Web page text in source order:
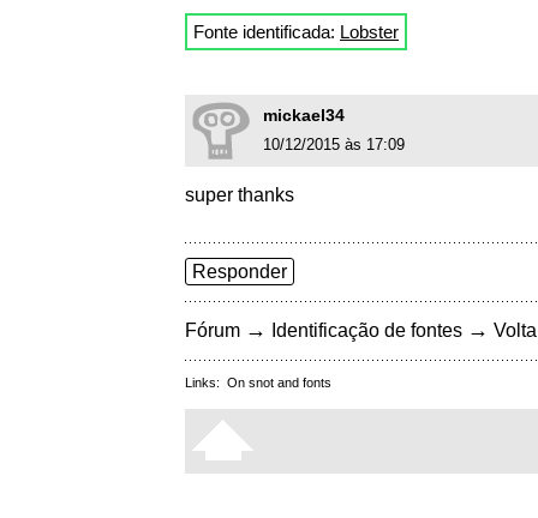
Fonte identificada: Lobster
mickael34
10/12/2015 às 17:09
super thanks
Responder
Fórum → Identificação de fontes →
Links: On snot and fonts